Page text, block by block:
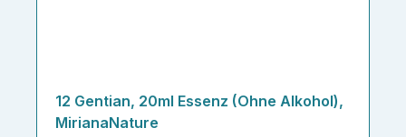
12 Gentian, 20ml Essenz (Ohne Alkohol),
MirianaNature